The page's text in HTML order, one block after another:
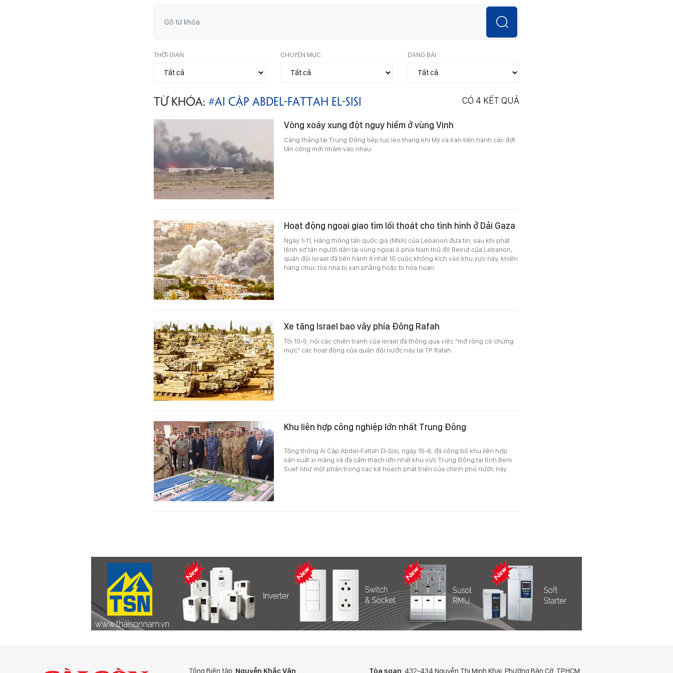
THỜI GIAN CHUYÊN MỤC DẠNG BÀI
TỪ KHÓA: #AI CẬP ABDEL-FATTAH EL-SISI CÓ 4 KẾT QUẢ
Vòng xoáy xung đột nguy hiểm ở vùng Vịnh
Căng thẳng tại Trung Đông tiếp tục leo thang khi Mỹ và Iran tiến hành các đợt
tấn công mới nhằm vào nhau.
Hoạt động ngoại giao tìm lối thoát cho tình hình ở Dải Gaza
Ngày 1-11, Hãng thông tấn quốc gia (NNA) của Lebanon đưa tin, sau khi phát
lệnh sơ tán người dân tại vùng ngoại ô phía Nam thủ đô Beirut của Lebanon,
quân đội Israel đã tiến hành ít nhất 10 cuộc không kích vào khu vực này, khiến
hàng chục tòa nhà bị san phẳng hoặc bị hỏa hoạn.
Xe tăng Israel bao vây phía Đông Rafah
Tối 10-5, nội các chiến tranh của Israel đã thông qua việc "mở rộng có chừng
mực" các hoạt động của quân đội nước này tại TP Rafah.
Khu liên hợp công nghiệp lớn nhất Trung Đông
Tổng thống Ai Cập Abdel-Fattah El-Sisi, ngày 15-8, đã công bố khu liên hợp
sản xuất xi măng và đá cẩm thạch lớn nhất khu vực Trung Đông tại tỉnh Beni
Suef như một phần trong các kế hoạch phát triển của chính phủ nước này.
Tổng Biên tập: Nguyễn Khắc Văn Tòa soạn: 432-434 Nguyễn Thị Minh Khai, Phường Bàn Cờ, TP.HCM